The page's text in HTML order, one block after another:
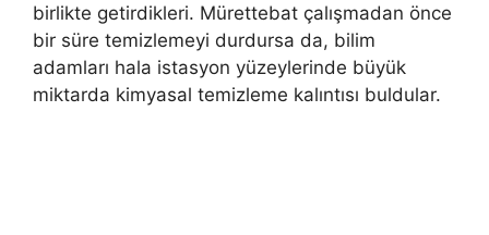
birlikte getirdikleri. Mürettebat çalışmadan önce
bir süre temizlemeyi durdursa da, bilim
adamları hala istasyon yüzeylerinde büyük
miktarda kimyasal temizleme kalıntısı buldular.